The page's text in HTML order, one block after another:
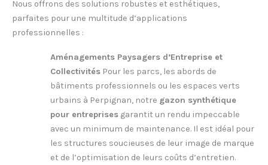
Nous offrons des solutions robustes et esthétiques,
parfaites pour une multitude d’applications
professionnelles :
Aménagements Paysagers d’Entreprise et
CollectivitésPour les parcs, les abords de
bâtiments professionnels ou les espaces verts
urbains à Perpignan, notre gazon synthétique
pour entreprisesgarantit un rendu impeccable
avec un minimum de maintenance. Il est idéal pour
les structures soucieuses de leur image de marque
et de l’optimisation de leurs coûts d’entretien.